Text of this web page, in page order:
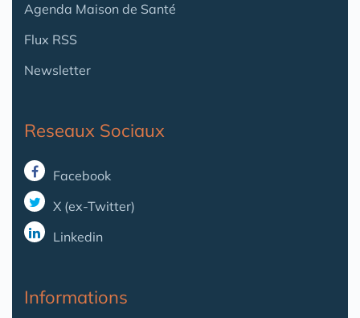
Agenda Maison de Santé
Flux RSS
Newsletter
Reseaux Sociaux
Facebook
X (ex-Twitter)
Linkedin
Informations